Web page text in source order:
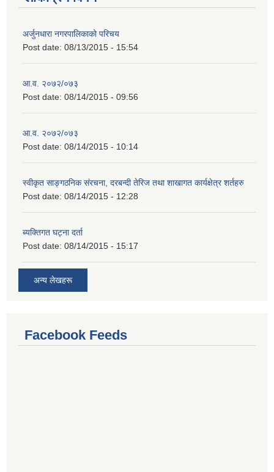
अर्जुनधारा नगरपालिकाको परिचय
Post date: 08/13/2015 - 15:54
आ.व. २०७२/०७३
Post date: 08/14/2015 - 09:56
आ.व. २०७२/०७३
Post date: 08/14/2015 - 10:14
स्वीकृत साङ्गठनिक संरचना, दरबन्दी तेरिज तथा शाखागत कार्यक्षेत्र शर्तहरु
Post date: 08/14/2015 - 12:28
ब्यक्तिगत घट्ना दर्ता
Post date: 08/14/2015 - 15:17
अन्य लेखहरू
Facebook Feeds